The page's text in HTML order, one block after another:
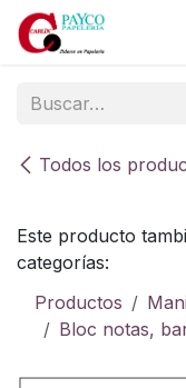
Ir al contenido
Todos los
Este producto
categorías:
Productos
Bloc notas,